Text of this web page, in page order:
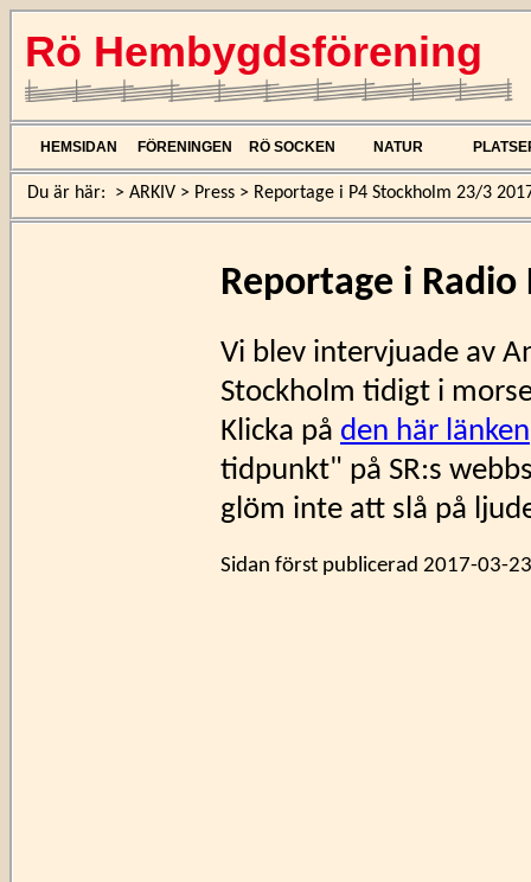
Rö Hembygdsförening
HEMSIDAN FÖRENINGEN RÖ SOCKEN NATUR
Du är här: > ARKIV > Press > Reportage i P4 Stockholm 23/3
Reportage i
Vi blev intervjuade av
Stockholm tidigt i
Klicka på den här länken
tidpunkt" på SR:s
glöm inte att slå på
Sidan först publicerad 2017-03-